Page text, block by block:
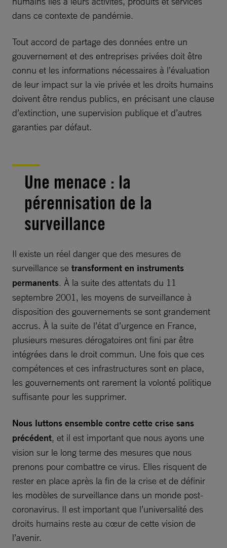
dans ce contexte de pandémie.
Tout accord de partage des données entre un
gouvernement et des entreprises privées doit être
connu et les informations nécessaires à l’évaluation
de leur impact sur la vie privée et les droits humains
doivent être rendus publics, en précisant une clause
d’extinction, une supervision publique et d’autres
garanties par défaut.
Une menace : la
pérennisation de la
surveillance
Il existe un réel danger que des mesures de
surveillance se transforment en instruments
permanents. À la suite des attentats du 11
septembre 2001, les moyens de surveillance à
disposition des gouvernements se sont grandement
accrus. À la suite de l’état d’urgence en France,
plusieurs mesures dérogatoires ont fini par être
intégrées dans le droit commun. Une fois que ces
compétences et ces infrastructures sont en place,
les gouvernements ont rarement la volonté politique
suffisante pour les supprimer.
Nous luttons ensemble contre cette crise sans
précédent, et il est important que nous ayons une
vision sur le long terme des mesures que nous
prenons pour combattre ce virus. Elles risquent de
rester en place après la fin de la crise et de définir
les modèles de surveillance dans un monde post-
coronavirus. Il est important que l’universalité des
droits humains reste au cœur de cette vision de
l’avenir.